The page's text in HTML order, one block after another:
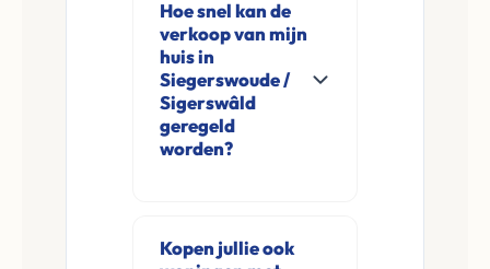
direct aan in
Siegerswoude /
Sigerswâld en
omgeving. U
verkoopt
en zonder
Hoe snel kan de
verkoop van mijn
huis in
Siegerswoude /
Sigerswâld
geregeld
worden?
aanvraag en
Kopen jullie ook